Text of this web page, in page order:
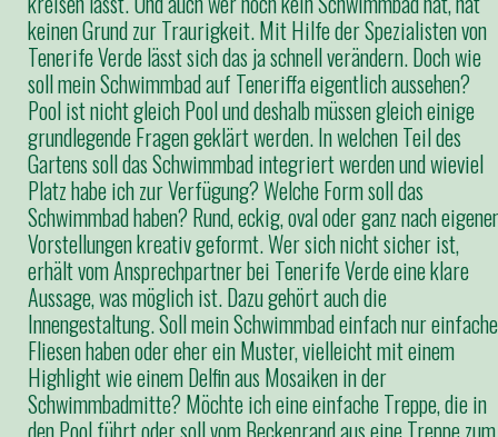
keinen Grund zur Traurigkeit. Mit Hilfe der Spezialisten von
Tenerife Verde lässt sich das ja schnell verändern. Doch wie
soll mein Schwimmbad auf Teneriffa eigentlich aussehen?
Pool ist nicht gleich Pool und deshalb müssen gleich einige
grundlegende Fragen geklärt werden. In welchen Teil des
Gartens soll das Schwimmbad integriert werden und wieviel
Platz habe ich zur Verfügung? Welche Form soll das
Schwimmbad haben? Rund, eckig, oval oder ganz nach
Vorstellungen kreativ geformt. Wer sich nicht sicher ist,
erhält vom Ansprechpartner bei Tenerife Verde eine klare
Aussage, was möglich ist. Dazu gehört auch die
Innengestaltung. Soll mein Schwimmbad einfach nur einfache
Fliesen haben oder eher ein Muster, vielleicht mit einem
Highlight wie einem Delfin aus Mosaiken in der
Schwimmbadmitte? Möchte ich eine einfache Treppe, die in
den Pool führt oder soll vom Beckenrand aus eine Treppe zum